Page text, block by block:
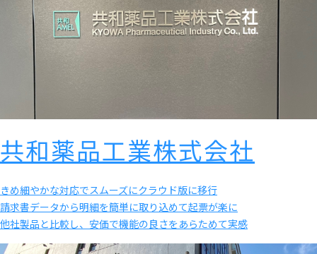
共和薬品工業株式会社
きめ細やかな対応でスムーズにクラウド版に移行
請求書データから明細を簡単に取り込めて起票が楽に
他社製品と比較し、安価で機能の良さをあらためて実感